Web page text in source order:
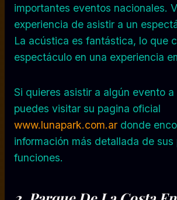
importantes eventos nacionales.
experiencia de asistir a un
La acústica es fantástica, lo que
espectáculo en una experiencia
Si quieres asistir a algún evento a
puedes visitar su pagina oficial
www.lunapark.com.ar donde
información más detallada de sus
funciones.